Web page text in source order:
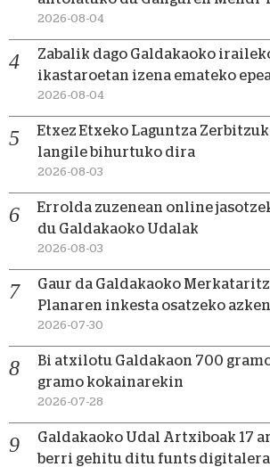
2026-08-04
Zabalik dago Galdakaoko
ikastaroetan izena emateko
2026-08-04
Etxez Etxeko Laguntza
langile bihurtuko dira
2026-08-03
Errolda zuzenean online
du Galdakaoko Udalak
2026-08-03
Gaur da Galdakaoko
Planaren inkesta osatzeko
2026-07-30
Bi atxilotu Galdakaon 700
gramo kokainarekin
2026-07-28
Galdakaoko Udal Artxiboak 17
berri gehitu ditu funts digitalera